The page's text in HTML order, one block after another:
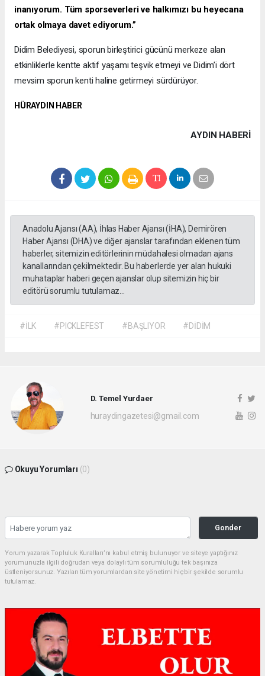
inanıyorum. Tüm sporseverleri ve halkımızı bu heyecana
ortak olmaya davet ediyorum.”
Didim Belediyesi, sporun birleştirici gücünü merkeze alan
etkinliklerle kentte aktif yaşamı teşvik etmeyi ve Didim’i dört
mevsim sporun kenti haline getirmeyi sürdürüyor.
HÜRAYDIN HABER
AYDIN HABERİ
Anadolu Ajansı (AA), İhlas Haber Ajansı (İHA), Demirören
Haber Ajansı (DHA) ve diğer ajanslar tarafından eklenen tüm
haberler, sitemizin editörlerinin müdahalesi olmadan ajans
kanallarından çekilmektedir. Bu haberlerde yer alan hukuki
muhataplar haberi geçen ajanslar olup sitemizin hiç bir
editörü sorumlu tutulamaz...
#İLK #PICKLEFEST #BAŞLIYOR #DİDİM
D. Temel Yurdaer
huraydingazetesi@gmail.com
Okuyu Yorumları (0)
Gonder
Yorum yazarak Topluluk Kuralları’nı kabul etmiş bulunuyor ve siteye yaptığınız
yorumunuzla ilgili doğrudan veya dolaylı tüm sorumluluğu tek başınıza
üstleniyorsunuz. Yazılan tüm yorumlardan site yönetimi hiçbir şekilde sorumlu
tutulamaz.